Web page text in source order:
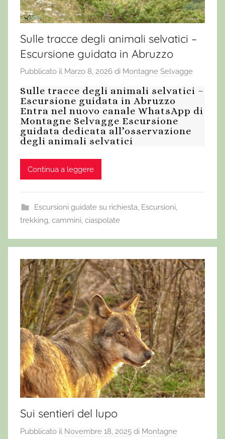
Sulle tracce degli animali selvatici –
Escursione guidata in Abruzzo
Pubblicato il Marzo 8, 2026 di Montagne Selvagge
Sulle tracce degli animali selvatici –
Escursione guidata in Abruzzo
Entra nel nuovo canale WhatsApp di
Montagne Selvagge Escursione
guidata dedicata all’osservazione
degli animali selvatici
Continua a leggere
Escursioni guidate su richiesta, Escursioni,
trekking, cammini, ciaspolate
Sui sentieri del lupo
Pubblicato il Novembre 18, 2025 di Montagne